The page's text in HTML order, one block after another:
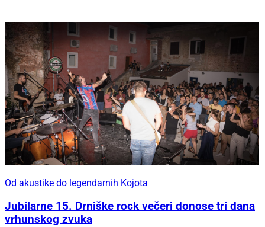
Od akustike do legendarnih Kojota
Jubilarne 15. Drniške rock večeri donose tri dana
vrhunskog zvuka